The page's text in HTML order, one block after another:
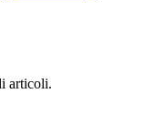
articoli.